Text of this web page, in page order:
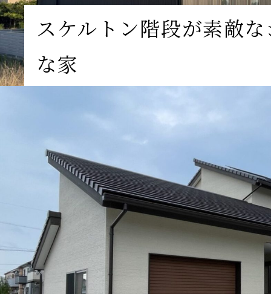
スケルトン階段が素敵
な家